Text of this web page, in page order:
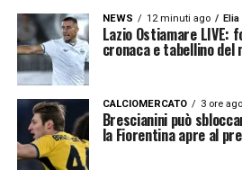
NEWS 12 minuti ago Elia
Lazio Ostiamare LIVE:
cronaca e tabellino del
CALCIOMERCATO 3 ore ago
Brescianini può
la Fiorentina apre al